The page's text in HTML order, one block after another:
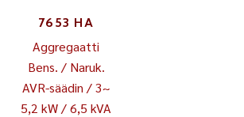
7653 HA
Aggregaatti
Bens. / Naruk.
AVR-säädin / 3~
5,2 kW / 6,5 kVA